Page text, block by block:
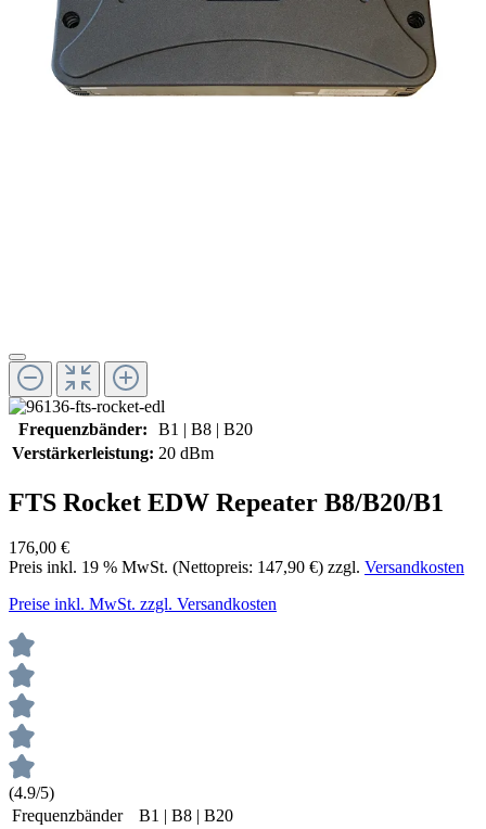
Frequenzbänder:
B1 | B8 | B20
Verstärkerleistung: 20 dBm
FTS Rocket EDW Repeater B8/B20/B1
176,00 €
Preis inkl. 19 % MwSt. (Nettopreis: 147,90 €) zzgl. Versandkosten
Preise inkl. MwSt. zzgl. Versandkosten
(4.9/5)
Frequenzbänder
B1 | B8 | B20